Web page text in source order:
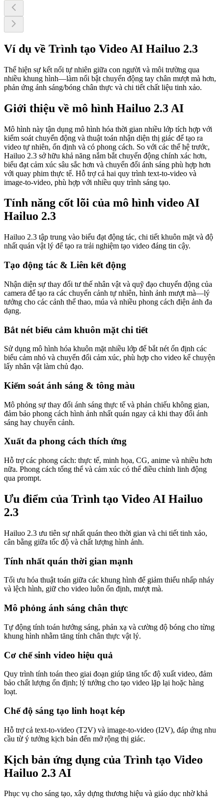
Ví dụ về Trình tạo Video AI Hailuo 2.3
Thể hiện sự kết nối tự nhiên giữa con người và môi trường qua
nhiều khung hình—làm nổi bật chuyển động tay chân mượt mà hơn,
phản ứng ánh sáng/bóng chân thực và chi tiết chất liệu tinh xảo.
Giới thiệu về mô hình Hailuo 2.3 AI
Mô hình này tận dụng mô hình hóa thời gian nhiều lớp tích hợp với
kiểm soát chuyển động và thuật toán nhận diện thị giác để tạo ra
video tự nhiên, ổn định và có phong cách. So với các thế hệ trước,
Hailuo 2.3 sở hữu khả năng nắm bắt chuyển động chính xác hơn,
biểu đạt cảm xúc sâu sắc hơn và chuyển đổi ánh sáng phù hợp hơn
với quay phim thực tế. Hỗ trợ cả hai quy trình text-to-video và
image-to-video, phù hợp với nhiều quy trình sáng tạo.
Tính năng cốt lõi của mô hình video AI
Hailuo 2.3
Hailuo 2.3 tập trung vào biểu đạt động tác, chi tiết khuôn mặt và độ
nhất quán vật lý để tạo ra trải nghiệm tạo video đáng tin cậy.
Tạo động tác & Liên kết động
Nhận diện sự thay đổi tư thế nhân vật và quỹ đạo chuyển động của
camera để tạo ra các chuyển cảnh tự nhiên, hình ảnh mượt mà—lý
tưởng cho các cảnh thể thao, múa và nhiều phong cách điện ảnh đa
dạng.
Bắt nét biểu cảm khuôn mặt chi tiết
Sử dụng mô hình hóa khuôn mặt nhiều lớp để bắt nét ổn định các
biểu cảm nhỏ và chuyển đổi cảm xúc, phù hợp cho video kể chuyện
lấy nhân vật làm chủ đạo.
Kiểm soát ánh sáng & tông màu
Mô phỏng sự thay đổi ánh sáng thực tế và phản chiếu không gian,
đảm bảo phong cách hình ảnh nhất quán ngay cả khi thay đổi ánh
sáng hay chuyển cảnh.
Xuất đa phong cách thích ứng
Hỗ trợ các phong cách: thực tế, minh họa, CG, anime và nhiều hơn
nữa. Phong cách tổng thể và cảm xúc có thể điều chỉnh linh động
qua prompt.
Ưu điểm của Trình tạo Video AI Hailuo
2.3
Hailuo 2.3 ưu tiên sự nhất quán theo thời gian và chi tiết tinh xảo,
cân bằng giữa tốc độ và chất lượng hình ảnh.
Tính nhất quán thời gian mạnh
Tối ưu hóa thuật toán giữa các khung hình để giảm thiểu nhấp nháy
và lệch hình, giữ cho video luôn ổn định, mượt mà.
Mô phỏng ánh sáng chân thực
Tự động tính toán hướng sáng, phản xạ và cường độ bóng cho từng
khung hình nhằm tăng tính chân thực vật lý.
Cơ chế sinh video hiệu quả
Quy trình tính toán theo giai đoạn giúp tăng tốc độ xuất video, đảm
bảo chất lượng ổn định; lý tưởng cho tạo video lặp lại hoặc hàng
loạt.
Chế độ sáng tạo linh hoạt kép
Hỗ trợ cả text-to-video (T2V) và image-to-video (I2V), đáp ứng nhu
cầu từ ý tưởng kịch bản đến mở rộng thị giác.
Kịch bản ứng dụng của Trình tạo Video
Hailuo 2.3 AI
Phục vụ cho sáng tạo, xây dựng thương hiệu và giáo dục nhờ khả